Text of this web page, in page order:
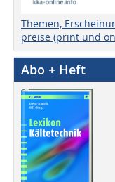
Themen,
preise (print und
Abo + Heft